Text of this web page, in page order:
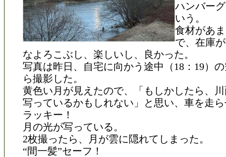
ハンバー
いう。
食材があ
で、在庫
なよろこぶし、楽しいし、良かった。
写真は昨日、自宅に向かう途中（18：19）
ら撮影した。
黄色い月が見えたので、「もしかしたら、
写っているかもしれない」と思い、車を走
ラッキー！
月の光が写っている。
2枚撮ったら、月が雲に隠れてしまった。
“間一髪”セーフ！